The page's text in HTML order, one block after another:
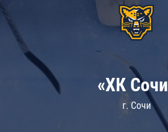
«ХК
г. Сочи